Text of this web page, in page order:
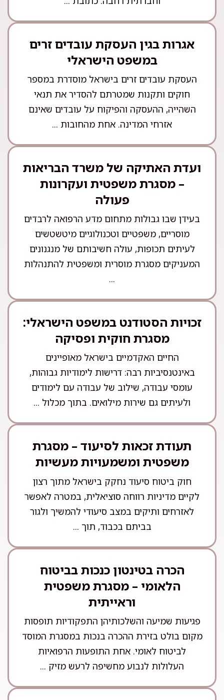
אגרות בגין העסקת עובדים זרים
במשפט הישראלי
העסקת עובדים זרים בישראל מוסדרת במספר
חוקים ותקנות שמטרתם להסדיר את תנאי
השהייה, ההעסקה והפיקוח על עובדים שאינם
אזרחי המדינה. אחת מהחובות ...
ועדת האתיקה של משרד הבריאות
– מסגרת משפטית ועקרונות
פעולה
בעידן שבו גבולות מתחום מדע הרפואה לרבדים
מוסריים, משפטיים וטכנולוגיים מיטשטשים
לעיתים תכופות, עולה חשיבותם של מנגנונים
המעניקים מסגרת מוסרית ומשפטית להתנהלות
...
זכויות הסטודנט במשפט הישראלי:
מסגרת חוקית ופסיקה
החיים האקדמיים בישראל מאופיינים
באינטנסיביות רבה: דרישות לימודיות גבוהות,
עומסי עבודה, שילוב של עבודה עם לימודים
ולעיתים גם שירות מילואים. בתוך מכלול ...
תעודת זכאות לסיעוד – מסגרת
משפטית ומשמעויות מעשיות
חוק ביטוח סיעוד נחקק בישראל מתוך רצון
לקיים מדיניות רווחה סוציאלית, במטרה לאפשר
לאזרחים ותיקים במצב סיעודי להמשיך ולגור
בביתם בכבוד, תוך ...
הכרה בטינטון כנכות בביטוח
הלאומי – מסגרת משפטית
וראייתית
פגיעות שמיעה והשלכותיהן התפקודיות תופסות
מקום בולט בזירת ההכרה בנכות במסגרת המוסד
לביטוח לאומי. אחת התופעות הרפואיות
העלולות לנבוע מחשיפה לרעש מזיק ...